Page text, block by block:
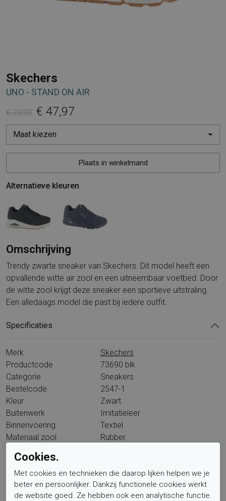
Skechers
UNO - STAND ON AIR
€ 79,95 € 47,97
Maat kiezen
Plaats in winkelmand
Alternatieve kleuren
Omschrijving
Trendy zwarte sneaker van Skechers. Dit model heeft een
opvallende witte air zool en een uitneembaar voetbed. Door
de witte zool krijgt deze sneaker een sportieve uitstraling.
Een alledaags model die past bij iedere outfit.
Specificaties
Merk
Skechers
Productcode
73690 blk
Categorie
Sneakers
Bestelcode
2547-1
Kleur
Zwart
Buitenwerk
Imitatieleer
Binnenvoering
Textiel
Materiaal zool
Rubber
Type binnenzool
Wandelklasse
L15A6
Cookies.
Met cookies en technieken die daarop lijken helpen we je
beter en persoonlijker. Dankzij functionele cookies werkt
de website goed. Ze hebben ook een analytische functie.